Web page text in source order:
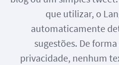
que utilizar, o
automaticamente
sugestões. De
privacidade, nenhum